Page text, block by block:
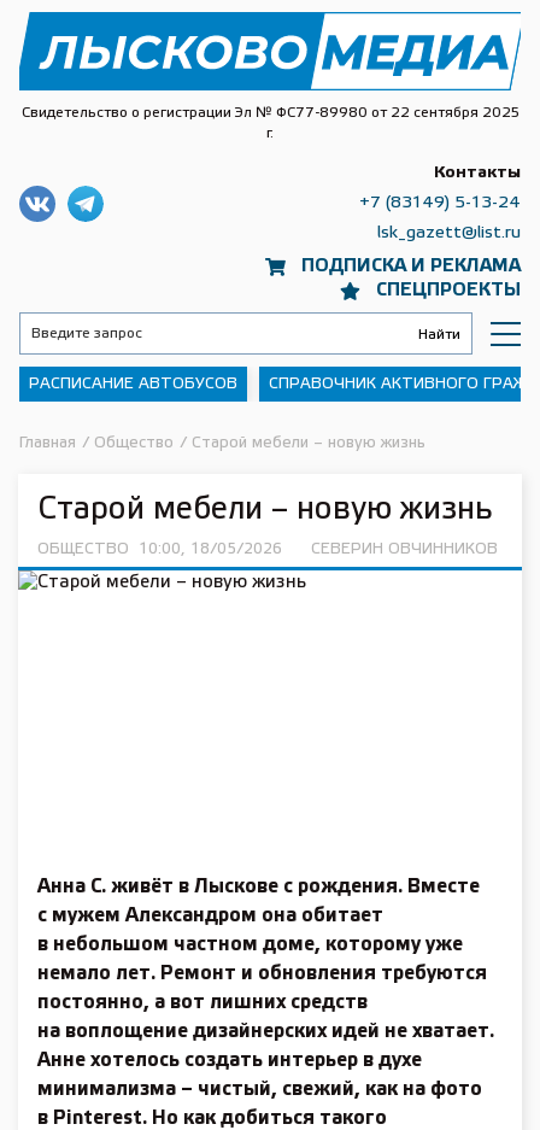
Свидетельство о регистрации Эл № ФС77-89980 от 22 сентября 2025
г.
ПОДПИСКА И РЕКЛАМА
СПЕЦПРОЕКТЫ
Контакты
+7 (83149) 5-13-24
lsk_gazett@list.ru
РАСПИСАНИЕ АВТОБУСОВ СПРАВОЧНИК АКТИВНОГО
Главная / Общество / Старой мебели – новую жизнь
Старой мебели – новую жизнь
ОБЩЕСТВО 10:00, 18/05/2026 СЕВЕРИН ОВЧИННИКОВ
Анна С. живёт в Лысковe с рождения. Вместе
с мужем Александром она обитает
в небольшом частном доме, которому уже
немало лет. Ремонт и обновления требуются
постоянно, а вот лишних средств
на воплощение дизайнерских идей не хватает.
Анне хотелось создать интерьер в духе
минимализма – чистый, свежий, как на фото
в Pinterest. Но как добиться такого